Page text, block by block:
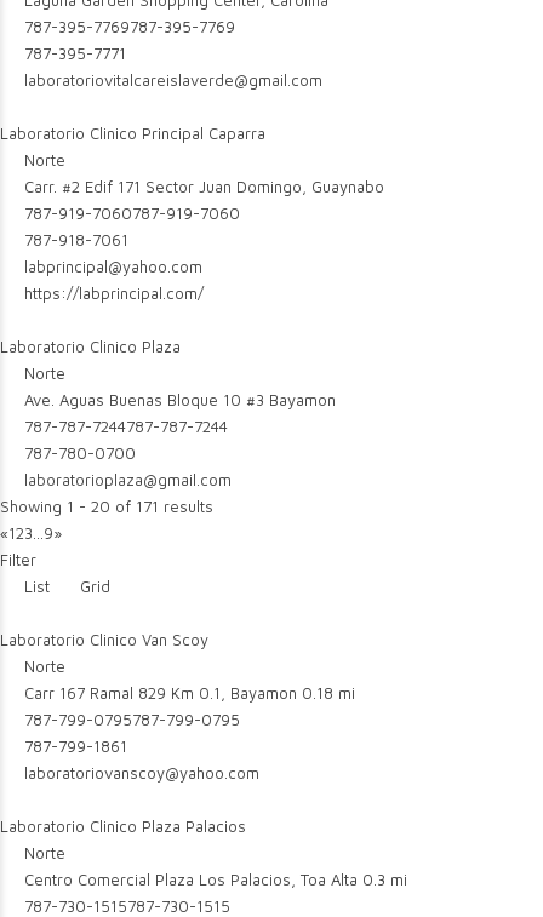
787-395-7769787-395-7769
787-395-7771
laboratoriovitalcareislaverde@gmail.com
Laboratorio Clinico Principal Caparra
Norte
Carr. #2 Edif 171 Sector Juan Domingo, Guaynabo
787-919-7060787-919-7060
787-918-7061
labprincipal@yahoo.com
https://labprincipal.com/
Laboratorio Clinico Plaza
Norte
Ave. Aguas Buenas Bloque 10 #3 Bayamon
787-787-7244787-787-7244
787-780-0700
laboratorioplaza@gmail.com
Showing 1 - 20 of 171 results
«123 9»
Filter
List
Grid
Laboratorio Clinico Van Scoy
Norte
Carr 167 Ramal 829 Km 0.1, Bayamon 0.18 mi
787-799-0795787-799-0795
787-799-1861
laboratoriovanscoy@yahoo.com
Laboratorio Clinico Plaza Palacios
Norte
Centro Comercial Plaza Los Palacios, Toa Alta 0.3 mi
787-730-1515787-730-1515